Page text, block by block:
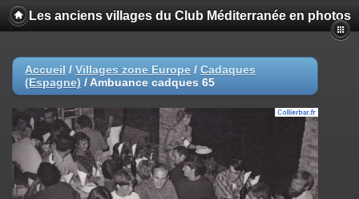
Les anciens villages du Club Méditerranée en photos
Accueil / Villages zone Europe / Cadaques
(Espagne) / Ambuance cadques 65